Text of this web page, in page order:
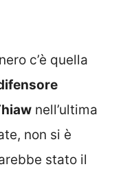
c’è quella
nell’ultima
non si è
stato il